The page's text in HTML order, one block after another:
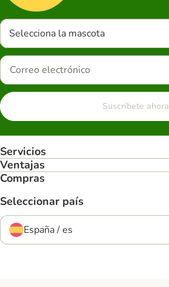
Selecciona la mascota
Suscríbete ahora
Servicios
Ventajas
Compras
Seleccionar país
España / es